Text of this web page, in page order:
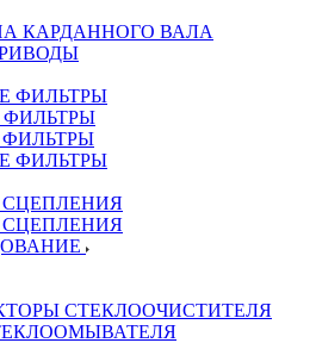
КАРДАННОГО ВАЛА
ФИЛЬТРЫ
ФИЛЬТРЫ
СТЕКЛООЧИСТИТЕЛЯ